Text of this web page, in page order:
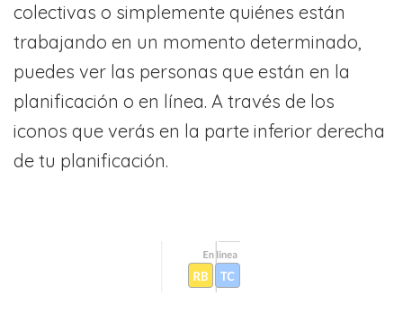
colectivas o simplemente quiénes están
trabajando en un momento determinado,
puedes ver las personas que están en la
planificación o en línea. A través de los
iconos que verás en la parte inferior derecha
de tu planificación.